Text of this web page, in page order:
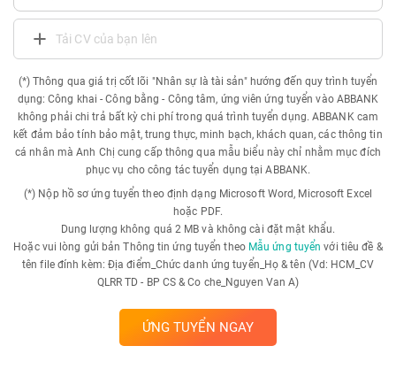
Tải CV của bạn lên
(*) Thông qua giá trị cốt lõi "Nhân sự là tài sản" hướng đến quy trình tuyển
dụng: Công khai - Công bằng - Công tâm, ứng viên ứng tuyển vào ABBANK
không phải chi trả bất kỳ chi phí trong quá trình tuyển dụng. ABBANK cam
kết đảm bảo tính bảo mật, trung thực, minh bạch, khách quan, các thông tin
cá nhân mà Anh Chị cung cấp thông qua mẫu biểu này chỉ nhằm mục đích
phục vụ cho công tác tuyển dụng tại ABBANK.
(*) Nộp hồ sơ ứng tuyển theo định dạng Microsoft Word, Microsoft Excel
hoặc PDF.
Dung lượng không quá 2 MB và không cài đặt mật khẩu.
Hoặc vui lòng gửi bản Thông tin ứng tuyển theo Mẫu ứng tuyển với tiêu đề &
tên file đính kèm: Địa điểm_Chức danh ứng tuyển_Họ & tên (Vd: HCM_CV
QLRR TD - BP CS & Co che_Nguyen Van A)
ỨNG TUYỂN NGAY